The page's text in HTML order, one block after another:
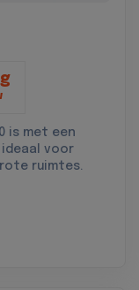
is met een
voor
ruimtes.